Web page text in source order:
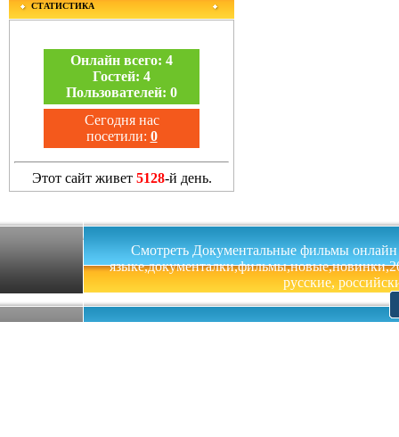
СТАТИСТИКА
Онлайн всего: 4
Гостей: 4
Пользователей: 0
Сегодня нас
посетили: 0
Этот сайт живет 5128-й день.
Смотреть Документальные фильмы онлайн
русские,